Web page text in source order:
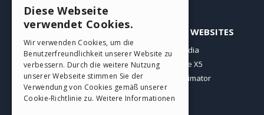
PROFIL
Meine Beiträge
Meine Lizenz
Download
Webhosting
ANDERE WEBSITES
Incomedia
WebSite X5
WebAnimator
GERMAN
SPANISH
PORTUGUESE
Diese Webseite
verwendet Cookies.
Wir verwenden Cookies, um die
Benutzerfreundlichkeit unserer Website zu
verbessern. Durch die weitere Nutzung
unserer Webseite stimmen Sie der
Verwendung von Cookies gemäß unserer
Cookie-Richtlinie zu. Weitere Informationen